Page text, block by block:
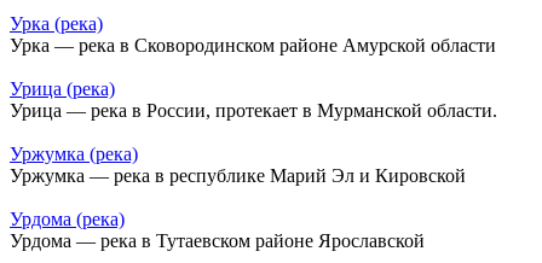
Урка (река)
Урка — река в Сковородинском районе Амурской области
Урица (река)
Урица — река в России, протекает в Мурманской области.
Уржумка (река)
Уржумка — река в республике Марий Эл и Кировской
Урдома (река)
Урдома — река в Тутаевском районе Ярославской